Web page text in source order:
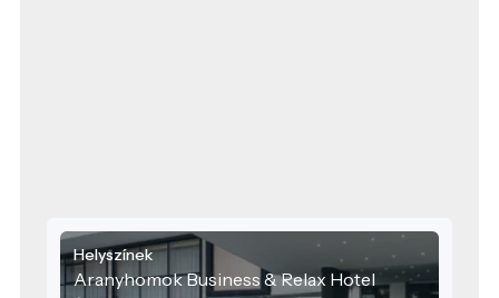
Helyszínek
Aranyhomok Business & Relax Hotel